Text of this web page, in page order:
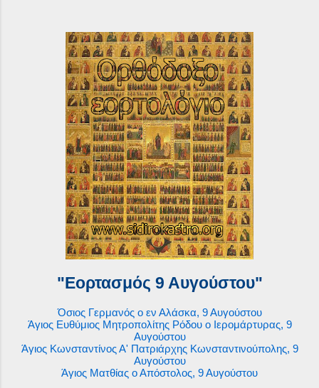
"Εορτασμός 9 Αυγούστου"
Όσιος Γερμανός ο εν Αλάσκα, 9 Αυγούστου
Άγιος Ευθύμιος Μητροπολίτης Ρόδου ο Ιερομάρτυρας, 9
Αυγούστου
Άγιος Κωνσταντίνος Α' Πατριάρχης Κωνσταντινούπολης, 9
Αυγούστου
Άγιος Ματθίας ο Απόστολος, 9 Αυγούστου